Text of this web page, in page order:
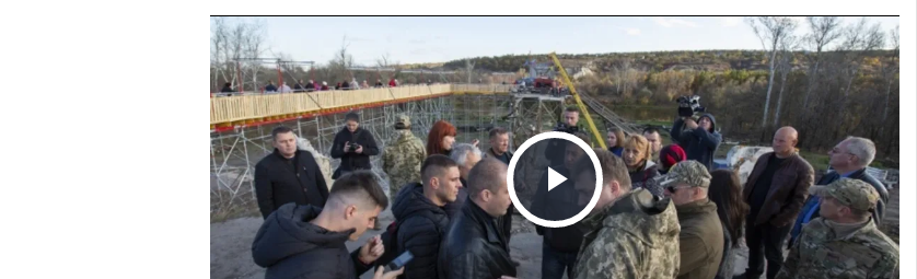
Play Video